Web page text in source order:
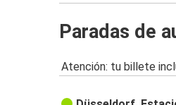
Paradas de
Atención: tu billete